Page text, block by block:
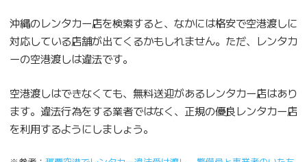
沖縄のレンタカー店を検索すると、なかには格安で空港渡しに
対応している店舗が出てくるかもしれません。ただ、レンタカ
ーの空港渡しは違法です。
空港渡しはできなくても、無料送迎があるレンタカー店はあり
ます。違法行為をする業者ではなく、正規の優良レンタカー店
を利用するようにしましょう。